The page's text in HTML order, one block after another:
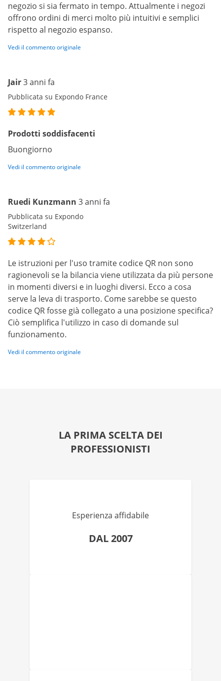
negozio si sia fermato in tempo. Attualmente i negozi
offrono ordini di merci molto più intuitivi e semplici
rispetto al negozio espanso.
Vedi il commento originale
Jair3 anni fa
Pubblicata su Expondo France
Prodotti soddisfacenti
Buongiorno
Vedi il commento originale
Ruedi Kunzmann 3 anni fa
Pubblicata su Expondo
Switzerland
Le istruzioni per l'uso tramite codice QR non sono
ragionevoli se la bilancia viene utilizzata da più persone
in momenti diversi e in luoghi diversi. Ecco a cosa
serve la leva di trasporto. Come sarebbe se questo
codice QR fosse già collegato a una posizione specifica?
Ciò semplifica l'utilizzo in caso di domande sul
funzionamento.
Vedi il commento originale
LA PRIMA SCELTA DEI
PROFESSIONISTI
Esperienza affidabile
DAL 2007